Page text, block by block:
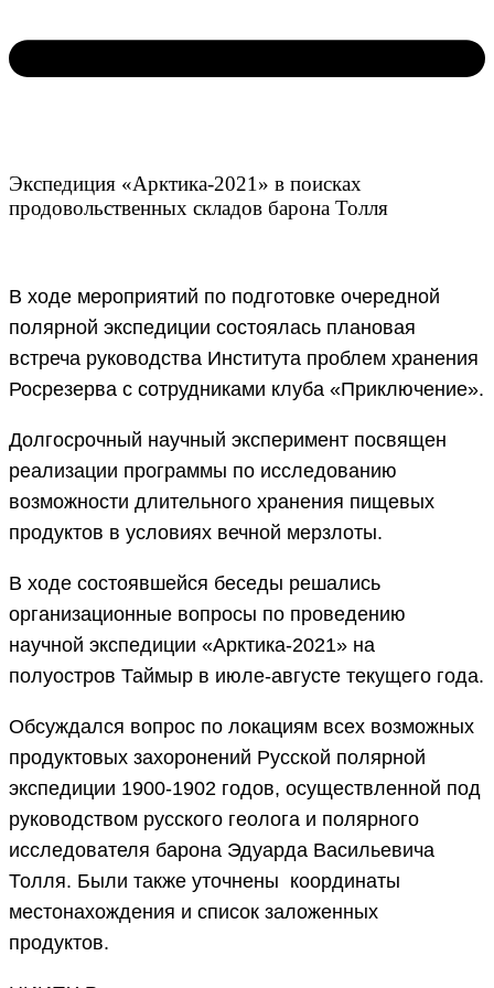
Экспедиция «Арктика-2021» в поисках
продовольственных складов барона Толля
В ходе мероприятий по подготовке очередной
полярной экспедиции состоялась плановая
встреча руководства Института проблем хранения
Росрезерва с сотрудниками клуба «Приключение».
Долгосрочный научный эксперимент посвящен
реализации программы по исследованию
возможности длительного хранения пищевых
продуктов в условиях вечной мерзлоты.
В ходе состоявшейся беседы решались
организационные вопросы по проведению
научной экспедиции «Арктика-2021» на
полуостров Таймыр в июле-августе текущего года.
Обсуждался вопрос по локациям всех возможных
продуктовых захоронений Русской полярной
экспедиции 1900-1902 годов, осуществленной под
руководством русского геолога и полярного
исследователя барона Эдуарда Васильевича
Толля. Были также уточнены координаты
местонахождения и список заложенных
продуктов.